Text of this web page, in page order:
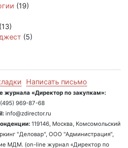
(19)
(13)
(5)
Написать письмо
журнала «Директор по закупкам»:
969-87-68
info@zdirector.ru
119146, Москва, Комсомольский
"Деловар", ООО "Администрация",
МДМ. (on-line журнал «Директор по